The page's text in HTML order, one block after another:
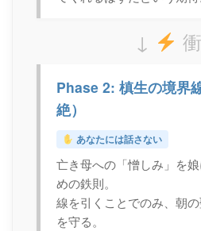
↓
Phase 2: 槙生の境界
絶）
あなたには話さない
亡き母への「憎しみ」を
めの鉄則。
線を引くことでのみ、朝の
を守る。